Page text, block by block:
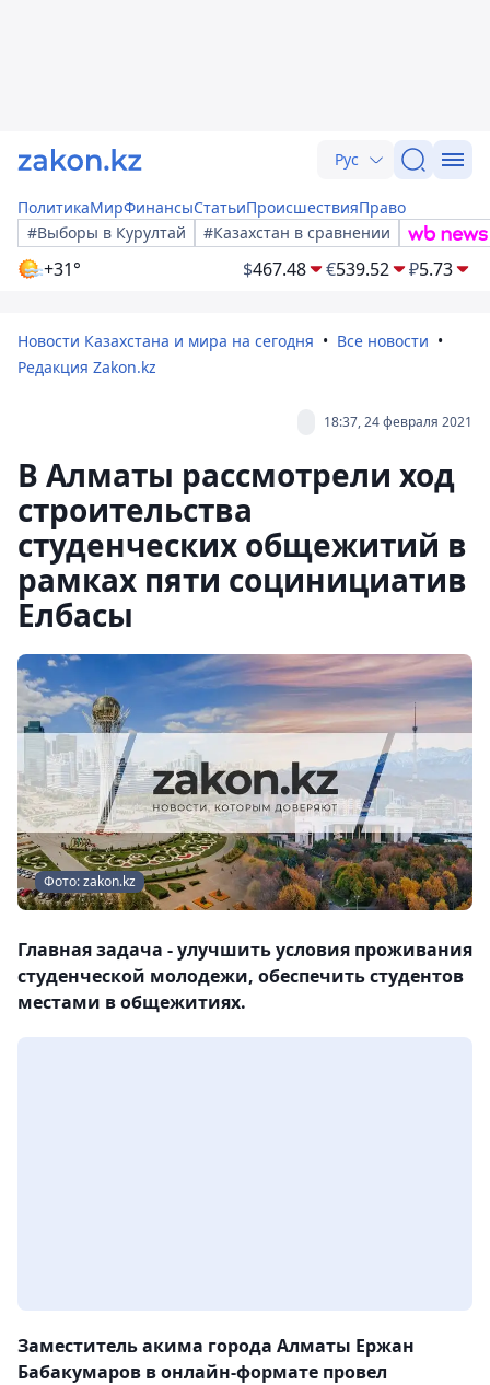
Рус
ПолитикаМирФинансыСтатьиПроисшествияПраво
#Выборы в Курултай
#Казахстан в сравнении
+31° $467.48 €539.52 ₽5.73
Новости Казахстана и мира на сегодня
Все новости
Редакция Zakon.kz
18:37, 24 февраля 2021
В Алматы рассмотрели ход
строительства
студенческих общежитий в
рамках пяти социнициатив
Елбасы
Фото: zakon.kz
Главная задача - улучшить условия проживания
студенческой молодежи, обеспечить студентов
местами в общежитиях.
Заместитель акима города Алматы Ержан
Бабакумаров в онлайн-формате провел